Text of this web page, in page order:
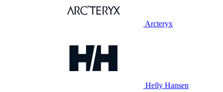
Arcteryx
Helly Hansen